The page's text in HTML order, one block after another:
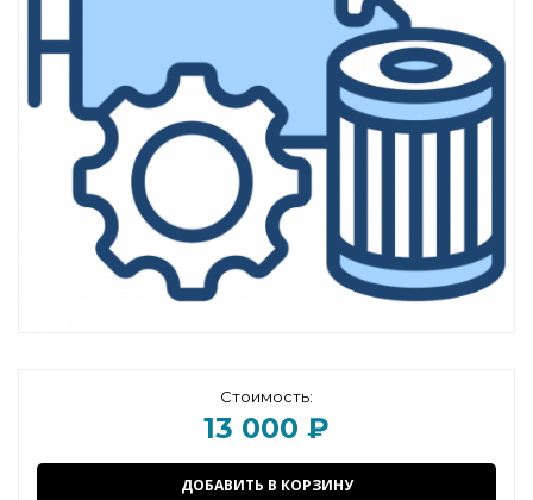
Стоимость:
13 000 ₽
ДОБАВИТЬ В КОРЗИНУ